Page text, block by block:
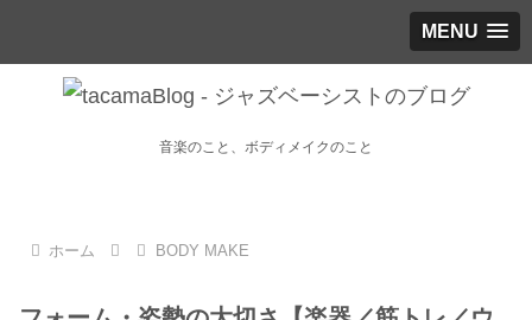
MENU
音楽のこと、ボディメイクのこと
ホーム BODY MAKE